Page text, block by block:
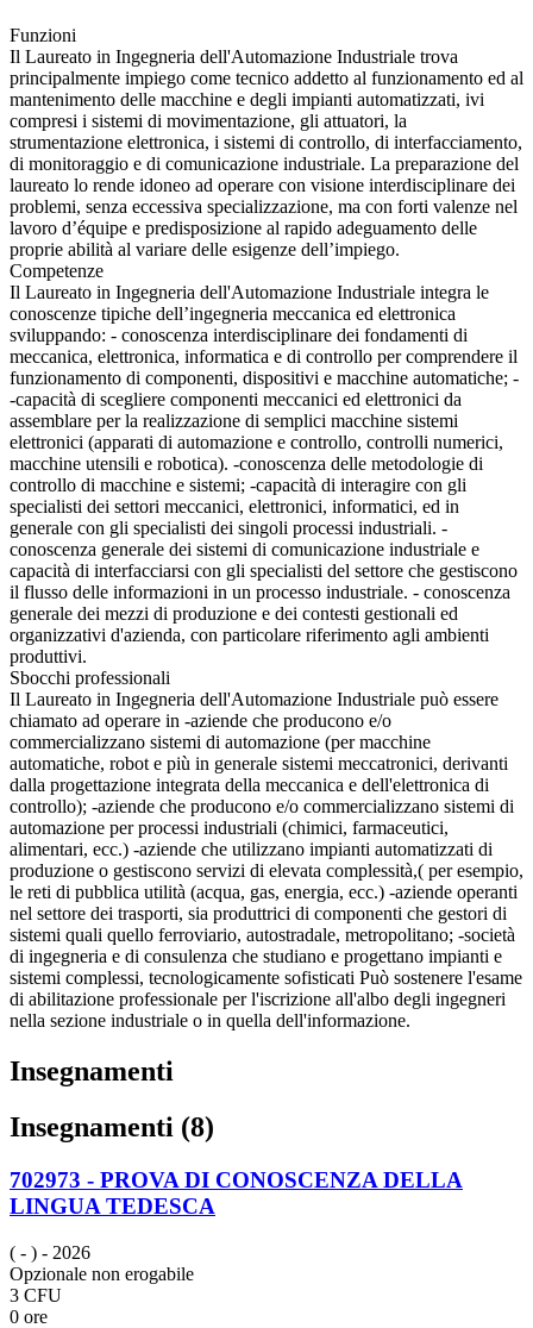
Funzioni
Il Laureato in Ingegneria dell'Automazione Industriale trova
principalmente impiego come tecnico addetto al funzionamento ed al
mantenimento delle macchine e degli impianti automatizzati, ivi
compresi i sistemi di movimentazione, gli attuatori, la
strumentazione elettronica, i sistemi di controllo, di interfacciamento,
di monitoraggio e di comunicazione industriale. La preparazione del
laureato lo rende idoneo ad operare con visione interdisciplinare dei
problemi, senza eccessiva specializzazione, ma con forti valenze nel
lavoro d’équipe e predisposizione al rapido adeguamento delle
proprie abilità al variare delle esigenze dell’impiego.
Competenze
Il Laureato in Ingegneria dell'Automazione Industriale integra le
conoscenze tipiche dell’ingegneria meccanica ed elettronica
sviluppando: - conoscenza interdisciplinare dei fondamenti di
meccanica, elettronica, informatica e di controllo per comprendere il
funzionamento di componenti, dispositivi e macchine automatiche; -
-capacità di scegliere componenti meccanici ed elettronici da
assemblare per la realizzazione di semplici macchine sistemi
elettronici (apparati di automazione e controllo, controlli numerici,
macchine utensili e robotica). -conoscenza delle metodologie di
controllo di macchine e sistemi; -capacità di interagire con gli
specialisti dei settori meccanici, elettronici, informatici, ed in
generale con gli specialisti dei singoli processi industriali. -
conoscenza generale dei sistemi di comunicazione industriale e
capacità di interfacciarsi con gli specialisti del settore che gestiscono
il flusso delle informazioni in un processo industriale. - conoscenza
generale dei mezzi di produzione e dei contesti gestionali ed
organizzativi d'azienda, con particolare riferimento agli ambienti
produttivi.
Sbocchi professionali
Il Laureato in Ingegneria dell'Automazione Industriale può essere
chiamato ad operare in -aziende che producono e/o
commercializzano sistemi di automazione (per macchine
automatiche, robot e più in generale sistemi meccatronici, derivanti
dalla progettazione integrata della meccanica e dell'elettronica di
controllo); -aziende che producono e/o commercializzano sistemi di
automazione per processi industriali (chimici, farmaceutici,
alimentari, ecc.) -aziende che utilizzano impianti automatizzati di
produzione o gestiscono servizi di elevata complessità,( per esempio,
le reti di pubblica utilità (acqua, gas, energia, ecc.) -aziende operanti
nel settore dei trasporti, sia produttrici di componenti che gestori di
sistemi quali quello ferroviario, autostradale, metropolitano; -società
di ingegneria e di consulenza che studiano e progettano impianti e
sistemi complessi, tecnologicamente sofisticati Può sostenere l'esame
di abilitazione professionale per l'iscrizione all'albo degli ingegneri
nella sezione industriale o in quella dell'informazione.
Insegnamenti
Insegnamenti (8)
702973 - PROVA DI CONOSCENZA DELLA
LINGUA TEDESCA
( - ) - 2026
Opzionale non erogabile
3 CFU
0 ore